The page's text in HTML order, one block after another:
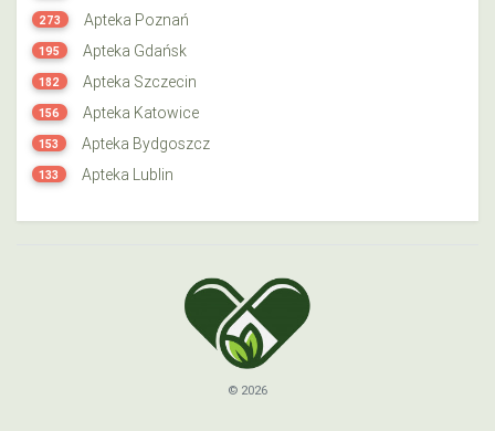
273 Apteka Poznań
195 Apteka Gdańsk
182 Apteka Szczecin
156 Apteka Katowice
153 Apteka Bydgoszcz
133 Apteka Lublin
© 2026